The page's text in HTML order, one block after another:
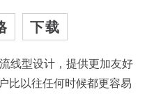
下载
线型设计，提供更加友好
比以往任何时候都更容易